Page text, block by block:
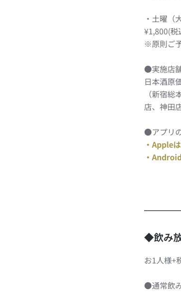
・土曜（
¥1,800(税
※原則ご
●実施店
日本酒原
（新宿
店、神田
●アプリ
・Apple
・
◆飲み
お1人様+
●通常飲